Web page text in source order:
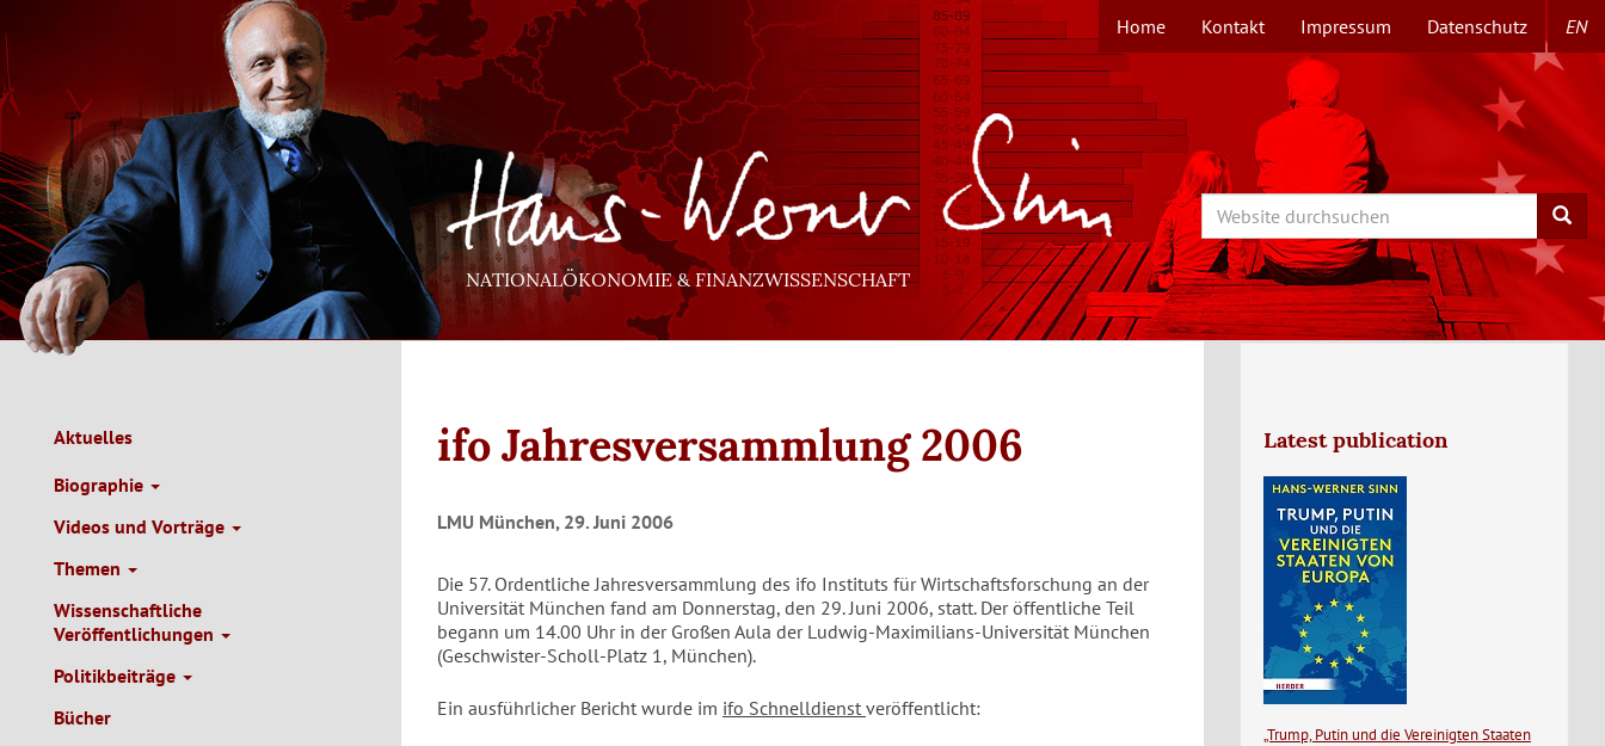
zum
Inhalt
TOPMENÜ
Home Kontakt Impressum Datenschutz EN
NATIONALÖKONOMIE & FINANZWISSENSCHAFT
Search Search
Main
Navigation
de
Aktuelles
Biographie
Videos und Vorträge
Themen
Wissenschaftliche
Veröffentlichungen
Politikbeiträge
Bücher
ifo Jahresversammlung 2006
LMU München, 29. Juni 2006
Die 57. Ordentliche Jahresversammlung des ifo Instituts für Wirtschaftsforschung an der
Universität München fand am Donnerstag, den 29. Juni 2006, statt. Der öffentliche Teil
begann um 14.00 Uhr in der Großen Aula der Ludwig-Maximilians-Universität München
(Geschwister-Scholl-Platz 1, München).
Ein ausführlicher Bericht wurde im ifo Schnelldienst veröffentlicht:
Latest publication
„Trump, Putin und die Vereinigten Staaten